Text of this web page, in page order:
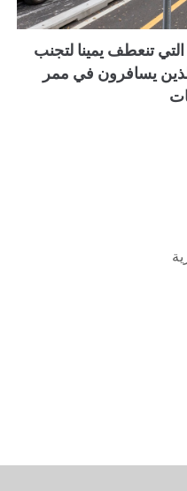
تنعطف يمينا لتجنب
يسافرون في ممر